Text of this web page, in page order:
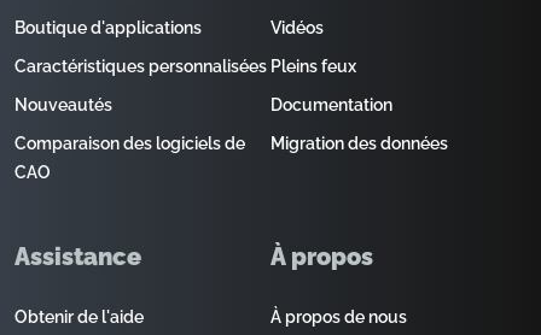
Boutique d'applications
Caractéristiques personnalisées
Nouveautés
Comparaison des logiciels de
CAO
Vidéos
Pleins feux
Documentation
Migration des données
Assistance
Obtenir de l'aide
À propos
À propos de nous